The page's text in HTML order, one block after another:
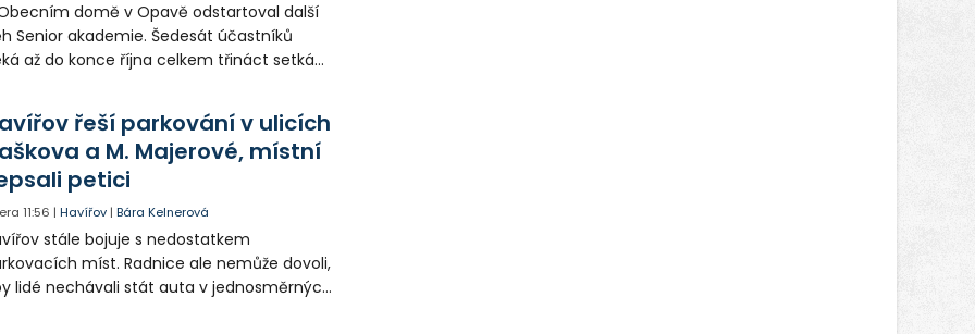
domě v Opavě odstartoval další
Senior akademie. Šedesát účastníků
až do konce října celkem třináct setkání
Na závěr převezmou úspěšní
certifikáty o absolvování studia a
dárky.
řeší parkování v ulicích
a M. Majerové, místní
petici
11:56 |Havířov |Bára Kelnerová
stále bojuje s nedostatkem
míst. Radnice ale nemůže dovoli,
lidé nechávali stát auta v jednosměrných